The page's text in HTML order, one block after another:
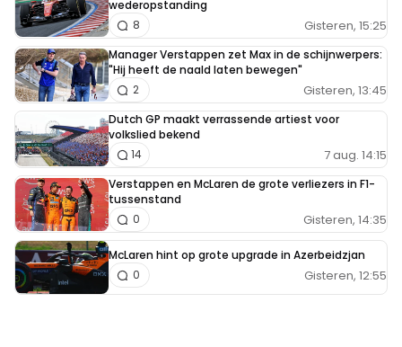
wederopstanding
Gisteren, 15:25
8
Manager Verstappen zet Max in de schijnwerpers:
"Hij heeft de naald laten bewegen"
Gisteren, 13:45
2
Dutch GP maakt verrassende artiest voor
volkslied bekend
7 aug. 14:15
14
Verstappen en McLaren de grote verliezers in F1-
tussenstand
Gisteren, 14:35
0
McLaren hint op grote upgrade in Azerbeidzjan
Gisteren, 12:55
0